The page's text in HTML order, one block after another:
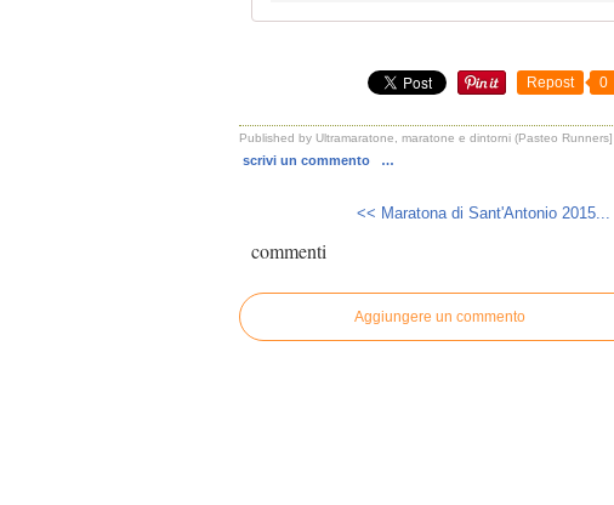
Repost 0
Published by Ultramaratone, maratone e dintorni (Pasteo Runners]
scrivi un commento
…
<< Maratona di Sant'Antonio 2015...
commenti
Aggiungere un commento